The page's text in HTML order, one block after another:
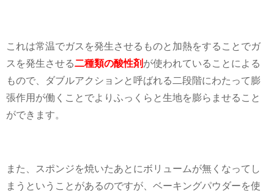
これは常温でガスを発生させるものと加熱をすることでガ
スを発生させる 二種類の酸性剤 が使われていることによる
もので、ダブルアクションと呼ばれる二段階にわたって膨
張作用が働くことでよりふっくらと生地を膨らませること
ができます。
また、スポンジを焼いたあとにボリュームが無くなってし
まうということがあるのですが、ベーキングパウダーを使